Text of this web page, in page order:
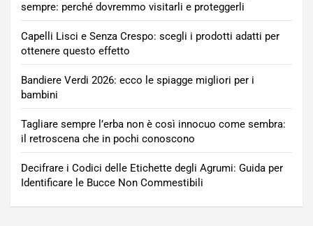
sempre: perché dovremmo visitarli e proteggerli
Capelli Lisci e Senza Crespo: scegli i prodotti adatti per
ottenere questo effetto
Bandiere Verdi 2026: ecco le spiagge migliori per i
bambini
Tagliare sempre l’erba non è così innocuo come sembra:
il retroscena che in pochi conoscono
Decifrare i Codici delle Etichette degli Agrumi: Guida per
Identificare le Bucce Non Commestibili